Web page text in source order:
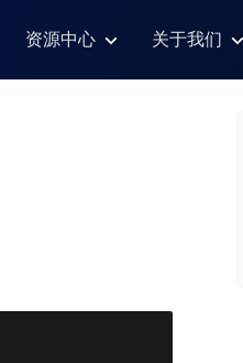
资源中心 关于我们